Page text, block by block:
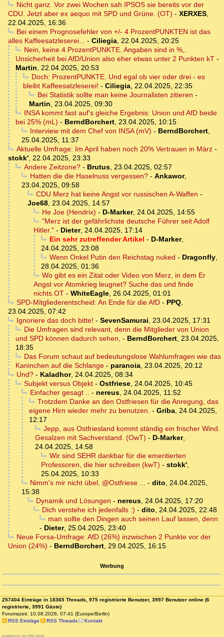
Nicht ganz. Vor zwei Wochen sah IPSOS sie bereits vor der
CDU. Jetzt aber ex aequo mit SPD und Grüne. (OT) - XERXES,
22.04.2025, 16:36
Bei einem Prognosefehler von +/- 4 ProzentPUNKTEN ist das
alles Kaffeesatzleserei... - Ciliegia, 22.04.2025, 20:25
Nein, keine 4 ProzentPUNKTE. Angaben sind in %,.
Unsicherheit bei AfD/Union also eher etwas unter 2 Punkten kT -
Martin, 22.04.2025, 20:53
Doch: ProzentPUNKTE. Und egal ob vier oder drei - es
bleibt Kaffeesatzleserei! - Ciliegia, 22.04.2025, 22:35
Bei Statistik sollte man keine Journalisten zitieren -
Martin, 23.04.2025, 09:30
INSA kommt fast auf's gleiche Ergebnis: Union und AfD beide
bei 25% (mL) - BerndBorchert, 23.04.2025, 10:15
Interview mit dem Chef von INSA (mV) - BerndBorchert,
25.04.2025, 11:37
Aktuelle Umfrage: Im April haben noch 20% Vertrauen in März-
stokk', 22.04.2025, 23:33
Andere Zeitzone?- Brutus, 23.04.2025, 02:57
Hatten die die Haselnuss vergessen?- Ankawor,
23.04.2025, 09:58
CDU Merz hat keine Angst vor russischen A-Waffen -
Joe68, 23.04.2025, 14:57
He Joe (Hendrix) - D-Marker, 24.04.2025, 14:55
"Merz ist der gefährlichste deutsche Führer seit Adolf
Hitler." - Dieter, 24.04.2025, 17:14
Ein sehr zutreffender Artikel - D-Marker,
24.04.2025, 23:08
Wenn Onkel Putin den Reichstag nuked - Dragonfly,
28.04.2025, 01:36
Wo gibt es ein Zitat oder Video von Merz, in dem Er
Angst vor Atomkrieg leugnet? Suche das und finde
nichts.OT - WhiteEagle, 26.04.2025, 01:01
SPD-Mitgliederentscheid: An Ende für die AfD- PPQ,
23.04.2025, 07:42
Ignoriere das doch bitte! - SevenSamurai, 23.04.2025, 17:31
Die Umfragen sind relevant, denn die Mitglieder von Union
und SPD können dadurch sehen, - BerndBorchert, 23.04.2025,
18:35
Das Forum schaut auf bedeutungslose Wahlumfragen wie das
Kaninchen auf die Schlange - paranoia, 23.04.2025, 20:12
Und?- Kaladhor, 24.04.2025, 08:34
Subjekt versus Objekt- Ostfriese, 24.04.2025, 10:45
Einfacher gesagt .. - nereus, 24.04.2025, 11:52
Trotzdem Danke an den Ostfriesen für die Anregung, das
eigene Hirn wieder mehr zu benutzen. - Griba, 24.04.2025,
12:17
Jepp, aus Ostfriesland kommt ständig ein frischer Wind.
Gesalzen mit Sachverstand. (OwT) - D-Marker,
24.04.2025, 14:58
Wir sind SEHR dankbar für die emeritierten
Professoren, die hier schreiben (kwT) - stokk',
25.04.2025, 10:33
Nimm's mir nicht übel, @Ostfriese ... - dito, 24.04.2025,
15:38
Dynamik und Lösungen - nereus, 24.04.2025, 17:20
Dich verstehe ich jedenfalls :) - dito, 24.04.2025, 22:48
man sollte den Dingen auch seinen Lauf lassen, denn
- Dieter, 25.04.2025, 23:40
Neue Forsa-Umfrage: AfD (26%) inzwischen 2 Punkte vor der
Union (24%) - BerndBorchert, 29.04.2025, 16:15
Werbung
257404 Einträge in 18365 Threads, 975 registrierte Benutzer, 3997 Benutzer online (6
registrierte, 3991 Gäste)
Forumszeit: 10.08.2026, 07:41 (Europe/Berlin)
RSS Einträge
RSS Threads Kontakt
powered by my little forum